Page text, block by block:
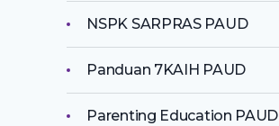
NSPK SARPRAS PAUD
Panduan 7KAIH PAUD
Parenting Education PAUD